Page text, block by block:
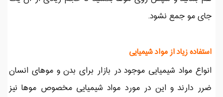
جای مو جمع نشود.
استفاده زیاد از مواد شیمیایی
انواع مواد شیمیایی موجود در بازار برای بدن و موهای انسان
ضرر دارند و این در مورد مواد شیمیایی مخصوص موها نیز